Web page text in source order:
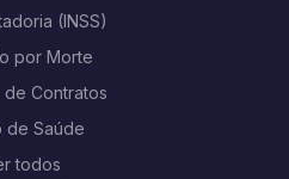
(INSS)
por Morte
de Contratos
de Saúde
todos